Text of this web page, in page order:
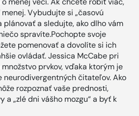
Vybudujte si „časovú
plánovať a sledujte, ako dlho vám
spravíte.Pochopte svoje
pomenovať a dovolíte si ich
ovládať. Jessica McCabe pri
prvkov, vďaka ktorým je
čitateľov. Ako
rozpoznať vaše prednosti,
a „zlé dni vášho mozgu“ a byť k